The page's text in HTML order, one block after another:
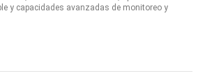
y capacidades avanzadas de monitoreo y